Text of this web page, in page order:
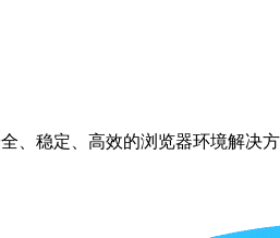
、稳定、高效的浏览器环境解决方